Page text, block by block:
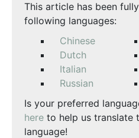
This article has been
following languages:
Chinese
Dutch
Italian
Russian
Is your preferred
here to help us translate
language!